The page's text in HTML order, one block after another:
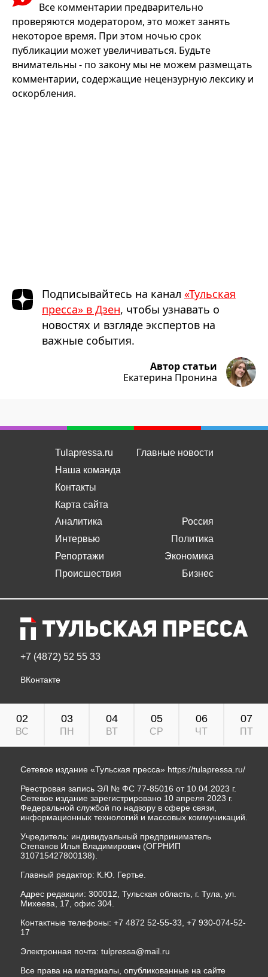
Все комментарии предварительно
проверяются модератором, это может занять
некоторое время. При этом ночью срок
публикации может увеличиваться. Будьте
внимательны - по закону мы не можем размещать
комментарии, содержащие нецензурную лексику и
оскорбления.
Подписывайтесь на канал «Тульская
пресса» в Дзен, чтобы узнавать о
новостях и взгляде экспертов на
важные события.
Автор статьи
Екатерина Пронина
Tulapressa.ru
Наша команда
Контакты
Карта сайта
Главные новости
Аналитика
Интервью
Репортажи
Происшествия
Россия
Политика
Экономика
Бизнес
+7 (4872) 52 55 33
ВКонтакте
02
ВС
03
ПН
04
ВТ
05
СР
06
ЧТ
07
ПТ
Сетевое издание «Тульская пресса» https://tulapressa.ru/
Реестровая запись ЭЛ № ФС 77-85016 от 10.04.2023 г.
Сетевое издание зарегистрировано 10 апреля 2023 г.
Федеральной службой по надзору в сфере связи,
информационных технологий и массовых коммуникаций.
Учредитель: индивидуальный предприниматель
Степанов Илья Владимирович (ОГРНИП
310715427800138).
Главный редактор: К.Ю. Гертье.
Адрес редакции: 300012, Тульская область, г. Тула, ул.
Михеева, 17, офис 304.
Контактные телефоны: +7 4872 52-55-33, +7 930-074-52-
17
Электронная почта: tulpressa@mail.ru
Все права на материалы, опубликованные на сайте